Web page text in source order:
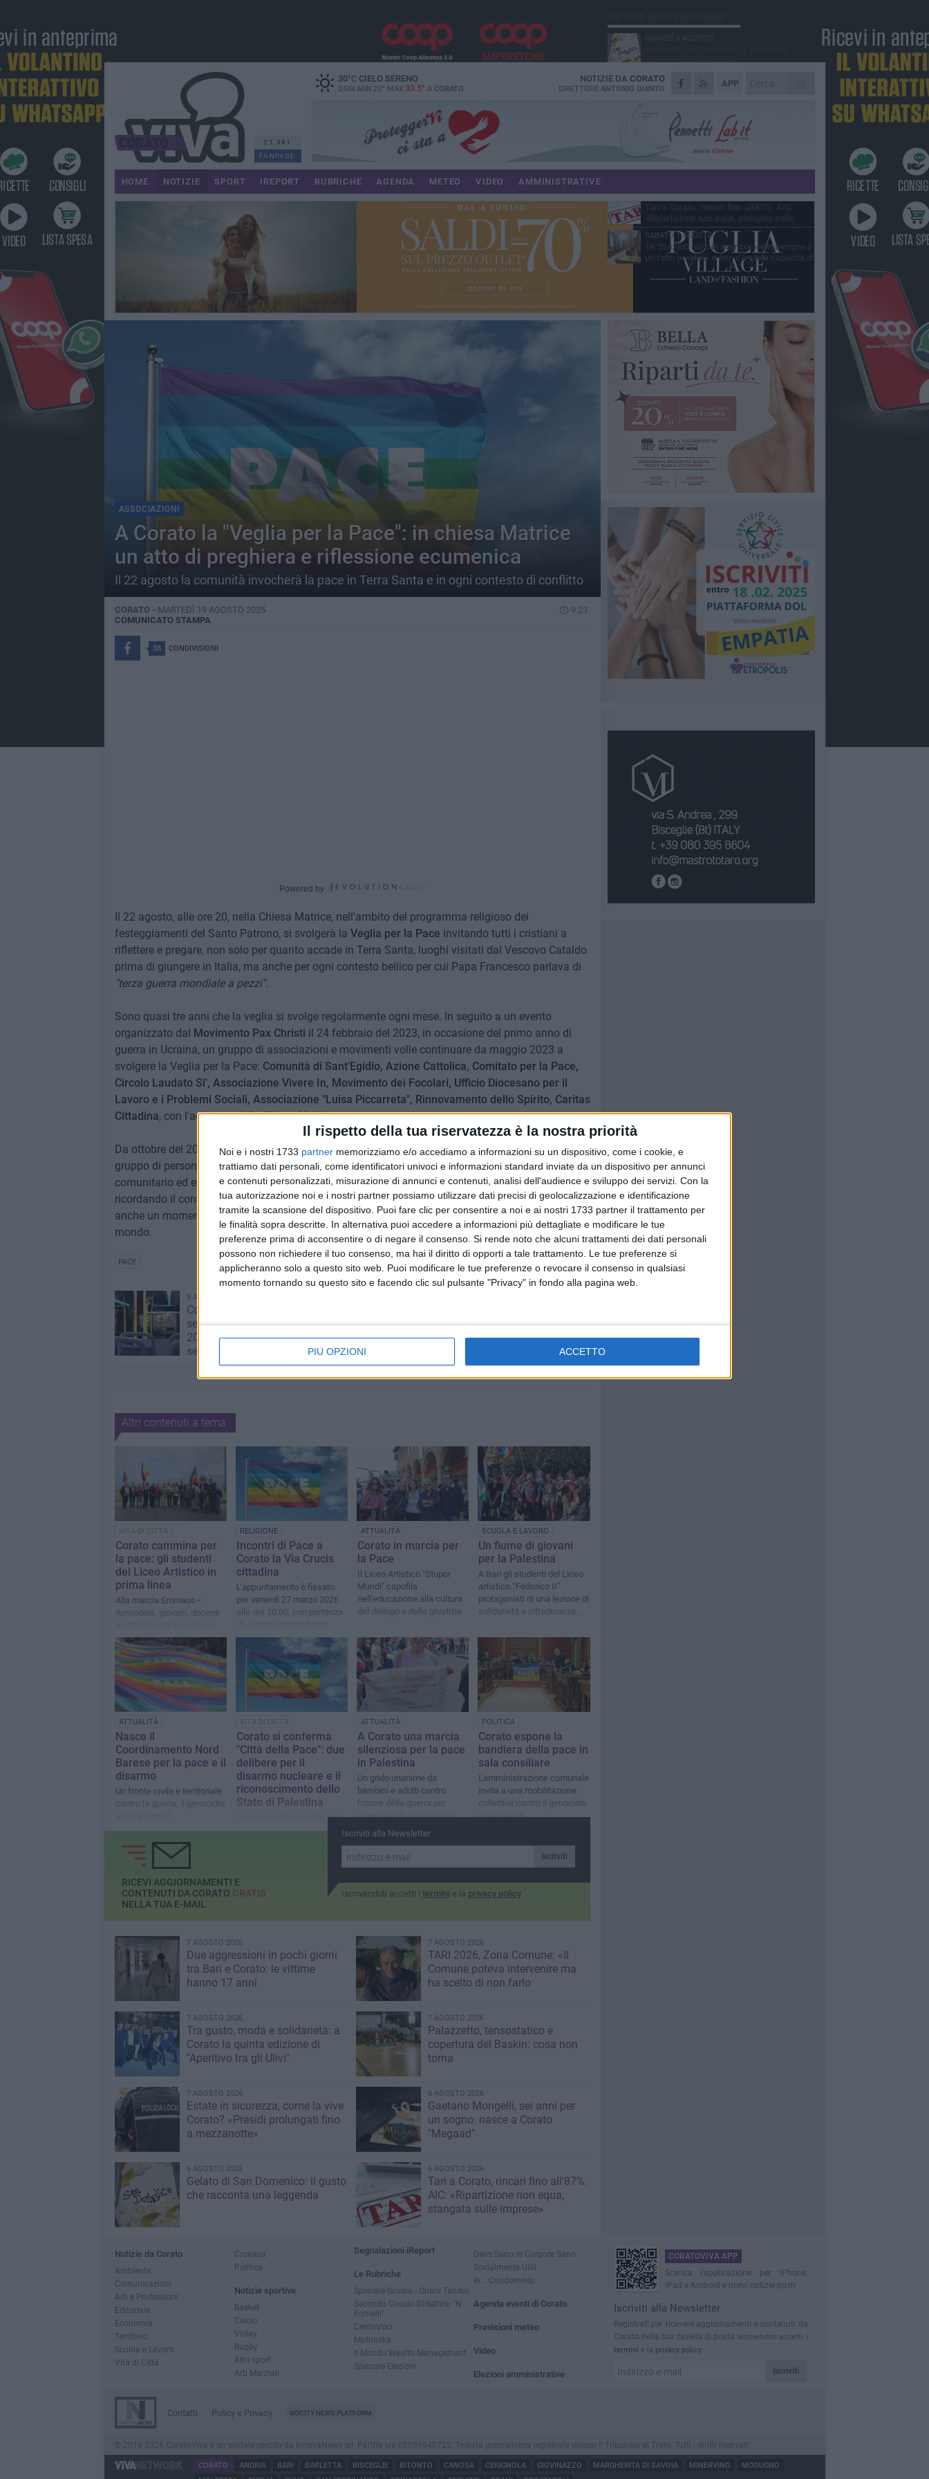
Il rispetto della tua riservatezza è la nostra priorità
Noi e i nostri 1733 partner memorizziamo e/o accediamo a informazioni su un dispositivo, come i cookie, e
trattiamo dati personali, come identificatori univoci e informazioni standard inviate da un dispositivo per annunci
e contenuti personalizzati, misurazione di annunci e contenuti, analisi dell'audience e sviluppo dei servizi. Con la
tua autorizzazione noi e i nostri partner possiamo utilizzare dati precisi di geolocalizzazione e identificazione
tramite la scansione del dispositivo. Puoi fare clic per consentire a noi e ai nostri 1733 partner il trattamento per
le finalità sopra descritte. In alternativa puoi accedere a informazioni più dettagliate e modificare le tue
preferenze prima di acconsentire o di negare il consenso. Si rende noto che alcuni trattamenti dei dati personali
possono non richiedere il tuo consenso, ma hai il diritto di opporti a tale trattamento. Le tue preferenze si
applicheranno solo a questo sito web. Puoi modificare le tue preferenze o revocare il consenso in qualsiasi
momento tornando su questo sito e facendo clic sul pulsante "Privacy" in fondo alla pagina web.
PIÙ OPZIONI ACCETTO
21.381
FANPAGE
30°CCIELO SERENO
OGGI MIN 25° MAX 33.5° A CORATO
APP
NOTIZIE DA CORATO
DIRETTORE ANTONIO QUINTO
HOME NOTIZIE SPORT IREPORT RUBRICHE AGENDA METEO VIDEO AMMINISTRATIVE
ASSOCIAZIONI
A Corato la "Veglia per la Pace": in chiesa Matrice
un atto di preghiera e riflessione ecumenica
Il 22 agosto la comunità invocherà la pace in Terra Santa e in ogni contesto di conflitto
CORATO - MARTEDÌ 19 AGOSTO 2025
9.23
COMUNICATO STAMPA
38 CONDIVISIONI
Powered by
Il 22 agosto, alle ore 20, nella Chiesa Matrice, nell'ambito del programma religioso dei
festeggiamenti del Santo Patrono, si svolgerà la Veglia per la Pace invitando tutti i cristiani a
riflettere e pregare, non solo per quanto accade in Terra Santa, luoghi visitati dal Vescovo Cataldo
prima di giungere in Italia, ma anche per ogni contesto bellico per cui Papa Francesco parlava di
"terza guerra mondiale a pezzi".
Sono quasi tre anni che la veglia si svolge regolarmente ogni mese. In seguito a un evento
organizzato dal Movimento Pax Christi il 24 febbraio del 2023, in occasione del primo anno di
guerra in Ucraina, un gruppo di associazioni e movimenti volle continuare da maggio 2023 a
svolgere la Veglia per la Pace: Comunità di Sant'Egidio, Azione Cattolica, Comitato per la Pace,
Circolo Laudato Si', Associazione Vivere In, Movimento dei Focolari, Ufficio Diocesano per il
Lavoro e i Problemi Sociali, Associazione "Luisa Piccarreta", Rinnovamento dello Spirito, Caritas
Cittadina, con l'adesione dellaChiesa Valdese.
Da ottobre del 2024, l'appuntamento mensile della veglia è portato avanti soprattutto da un
gruppo di persone animate dal comune intento di proseguire un cammino di preghiera
comunitario ed ecumenico sulla pace. Si è mantenuto il giorno 24 come atto simbolico
ricordando il conflitto in Ucraina, più vicino geograficamente e cuore dell'Europa. La veglia è
anche un momento di riflessione su quanto accade nei territori di guerra presenti in tutto il
mondo.
PACE
8 AGOSTO 2026
Corato, aperte le iscrizioni al
servizio di trasporto scolastico
2026/2027: domande fino al 14
settembre
intervento lampo degli agenti in
borghese
Altri contenuti a tema
VITA DI CITTÀ
Corato cammina per
la pace: gli studenti
del Liceo Artistico in
prima linea
Alla marcia Emmaus–
Amendola, giovani, docenti
alla guerra e sì alla
responsabilità collettiva
RELIGIONE
Incontri di Pace a
Corato la Via Crucis
cittadina
L’appuntamento è fissato
per venerdì 27 marzo 2026
alle ore 20:00, con partenza
ATTUALITÀ
Corato in marcia per
la Pace
Il Liceo Artistico "Stupor
Mundi" capofila
nell'educazione alla cultura
del dialogo e della giustizia
SCUOLA E LAVORO
Un fiume di giovani
per la Palestina
A Bari gli studenti del Liceo
artistico “Federico II”
protagonisti di una lezione di
solidarietà e cittadinanza
ATTUALITÀ
Nasce il
Coordinamento Nord
Barese per la pace e il
disarmo
Un fronte civile e territoriale
contro la guerra, il genocidio
riconoscimento dello Stato
di Palestina
VITA DI CITTÀ
Corato si conferma
"Città della Pace": due
delibere per il
disarmo nucleare e il
riconoscimento dello
Stato di Palestina
Approvati all’unanimità due
atti simbolici e concreti
ATTUALITÀ
A Corato una marcia
silenziosa per la pace
in Palestina
Un grido unanime da
bambini e adulti contro
l'orrore della guerra per
risvegliare le coscienze e
chiedere la fine delle
POLITICA
Corato espone la
bandiera della pace in
sala consiliare
L'amministrazione comunale
invita a una mobilitazione
collettiva contro il genocidio
palestinese
Iscriviti alla Newsletter
Iscriviti
Iscrivendoti accetti i termini e la privacy policy
RICEVI AGGIORNAMENTI E
CONTENUTI DA CORATO GRATIS
NELLA TUA E-MAIL
7 AGOSTO 2026
Due aggressioni in pochi giorni
tra Bari e Corato: le vittime
hanno 17 anni
7 AGOSTO 2026
TARI 2026, Zona Comune: «Il
Comune poteva intervenire ma
ha scelto di non farlo
7 AGOSTO 2026
Tra gusto, moda e solidarietà: a
Corato la quinta edizione di
"Aperitivo tra gli Ulivi"
7 AGOSTO 2026
Palazzetto, tensostatico e
copertura del Baskin: cosa non
torna
7 AGOSTO 2026
Estate in sicurezza, come la vive
Corato? «Presidi prolungati fino
a mezzanotte»
6 AGOSTO 2026
Gaetano Mongelli, sei anni per
un sogno: nasce a Corato
"Megaad"
6 AGOSTO 2026
Gelato di San Domenico: il gusto
che racconta una leggenda
6 AGOSTO 2026
Tari a Corato, rincari fino all'87%.
AIC: «Ripartizione non equa,
stangata sulle imprese»
racconta una leggenda
VENERDÌ 7 AGOSTO
Uomo fermato in via Porta Pia: intervento
GIOVEDÌ 6 AGOSTO
Gaetano Mongelli, sei anni per un sogno:
nasce a Corato "Megaad"
MERCOLEDÌ 5 AGOSTO
Chiuso momentaneamente distributore di
GIOVEDÌ 6 AGOSTO
imprese»
SABATO 1 AGOSTO
16.554.000 euro di avanzo: «Non sempre è
un fatto positivo: o non c'è stata capacità di
spesa o le entrate sono state troppo alte»
Notizie da Corato
Ambiente
Comunicazioni
Arti e Professioni
Editoriale
Economia
Territorio
Scuola e Lavoro
Vita di Città
Cronaca
Politica
Notizie sportive
Basket
Calcio
Volley
Rugby
Altri sport
Arti Marziali
Segnalazioni iReport
Le Rubriche
Speciale Scuola - Oriani Tandoi
Secondo Circolo Didattico "N.
Fornelli"
CentoVoci
Matrioska
Il Mondo Wealth Management
Speciale Elezioni
Dens Sano in Corpore Sano
Socialmente Utili
In... Condominio
Agenda eventi di Corato
Previsioni meteo
Video
Elezioni amministrative
CORATOVIVA APP
Scarica l'applicazione per iPhone,
iPad e Android e ricevi notizie push
Iscriviti alla Newsletter
Registrati per ricevere aggiornamenti e contenuti da
Corato nella tua casella di posta Iscrivendoti accetti i
termini e la privacy policy
Iscriviti
Contatti Policy e Privacy GOCITY NEWS PLATFORM
© 2016-2026 CoratoViva è un portale gestito da InnovaNews srl. Partita iva 08059640725. Testata giornalistica registrata presso il Tribunale di Trani. Tutti i diritti riservati.
CORATO ANDRIA BARI BARLETTA BISCEGLIE BITONTO CANOSA CERIGNOLA GIOVINAZZO MARGHERITA DI SAVOIA MINERVINO
MODUGNO